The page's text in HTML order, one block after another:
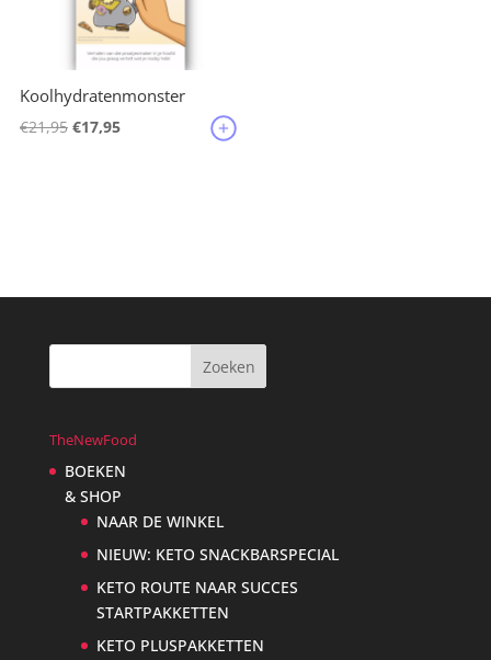
Koolhydratenmonster
€21,95 Oorspronkelijke
€17,95Huidige
TheNewFood
BOEKEN
& SHOP
NAAR DE WINKEL
NIEUW: KETO SNACKBARSPECIAL
KETO ROUTE NAAR SUCCES
STARTPAKKETTEN
KETO PLUSPAKKETTEN